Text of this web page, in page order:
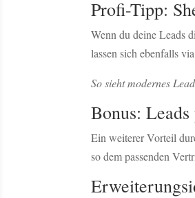
Profi-Tipp:
Wenn du deine Leads
lassen sich ebenfalls
So sieht modernes
Bonus:
Ein weiterer Vorteil
so dem passenden